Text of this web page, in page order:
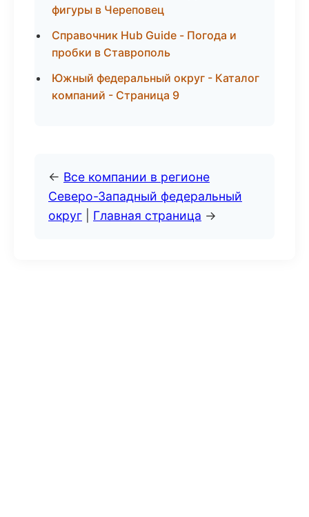
фигуры в Череповец
Справочник Hub Guide - Погода и
пробки в Ставрополь
Южный федеральный округ - Каталог
компаний - Страница 9
← Все компании в регионе
Северо-Западный федеральный
округ
Главная страница →